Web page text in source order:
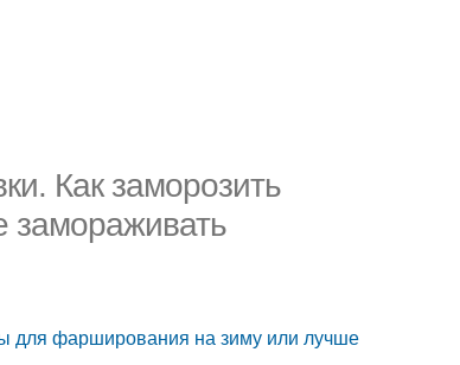
Как заморозить
замораживать
для фарширования на зиму или лучше